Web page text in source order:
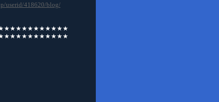
userid/418620/blog/